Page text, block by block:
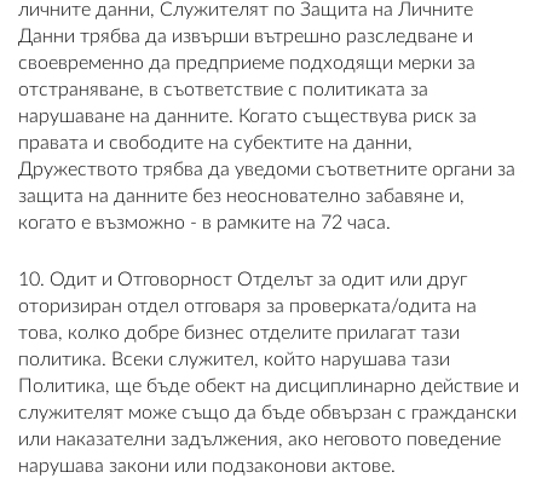
личните данни, Служителят по Защита на Личните
Данни трябва да извърши вътрешно разследване и
своевременно да предприеме подходящи мерки за
отстраняване, в съответствие с политиката за
нарушаване на данните. Когато съществува риск за
правата и свободите на субектите на данни,
Дружеството трябва да уведоми съответните органи за
защита на данните без неоснователно забавяне и,
когато е възможно - в рамките на 72 часа.
10. Одит и Отговорност Отделът за одит или друг
оторизиран отдел отговаря за проверката/одита на
това, колко добре бизнес отделите прилагат тази
политика. Всеки служител, който нарушава тази
Политика, ще бъде обект на дисциплинарно действие и
служителят може също да бъде обвързан с граждански
или наказателни задължения, ако неговото поведение
нарушава закони или подзаконови актове.